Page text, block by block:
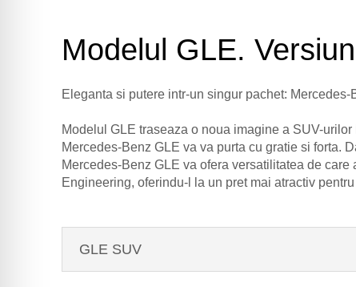
Modelul GLE.
Eleganta si putere intr-un singur pachet:
Modelul GLE traseaza o noua imagine a SUV-
Mercedes-Benz GLE va va purta cu gratie si forta.
Mercedes-Benz GLE va ofera versatilitatea de
Engineering, oferindu-l la un pret mai atractiv
GLE SUV